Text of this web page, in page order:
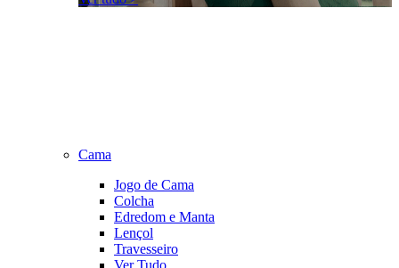
Cama
Jogo de Cama
Colcha
Edredom e Manta
Lençol
Travesseiro